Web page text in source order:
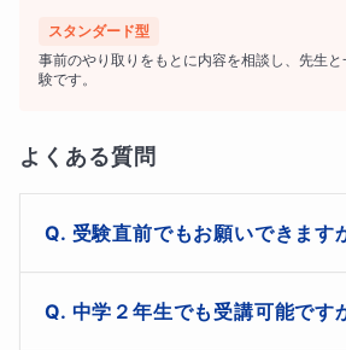
さらに、受験生のみでなく、
中高一貫校の生徒さんや、中
スタンダード型
事前のやり取りをもとに内容を相談し、先生
験です。
よくある質問
受験直前でもお願いできます
はい。受験直前対策も可能です。１
るよう対策します。
中学２年生でも受講可能です